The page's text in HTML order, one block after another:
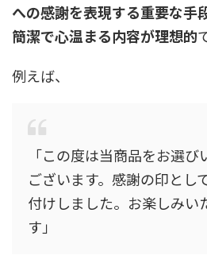
への感謝を表現する重要な手
簡潔で心温まる内容が理想的
例えば、
「この度は当商品をお選
ございます。感謝の印とし
付けしました。お楽しみい
す」